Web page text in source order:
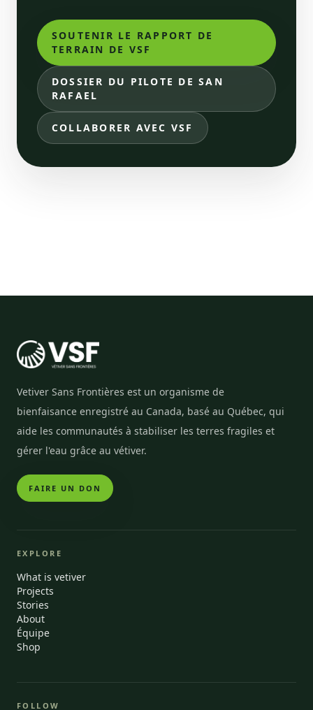
SOUTENIR LE RAPPORT DE
TERRAIN DE VSF
DOSSIER DU PILOTE DE SAN
RAFAEL
COLLABORER AVEC VSF
Vetiver Sans Frontières est un organisme de
bienfaisance enregistré au Canada, basé au Québec, qui
aide les communautés à stabiliser les terres fragiles et
gérer l'eau grâce au vétiver.
FAIRE UN DON
EXPLORE
What is vetiver
Projects
Stories
About
Équipe
Shop
FOLLOW